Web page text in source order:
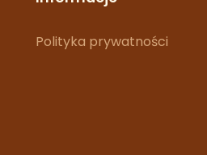
Polityka prywatności